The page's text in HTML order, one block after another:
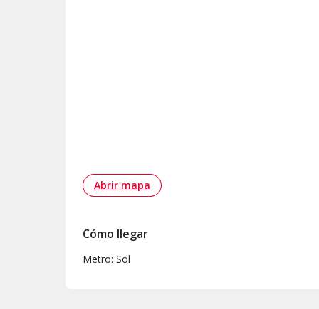
Abrir mapa
Cómo llegar
Metro: Sol